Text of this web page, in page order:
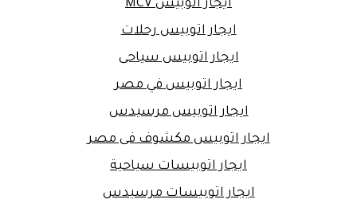
ايجار اتوبيس MCV
ايجار اتوبيس رحلات
ايجار اتوبيس سياحى
ايجار اتوبيس في مصر
ايجار اتوبيس مرسيدس
ايجار اتوبيس مكشوف فى مصر
ايجار اتوبيسات سياحية
ايجار اتوبيسات مرسيدس